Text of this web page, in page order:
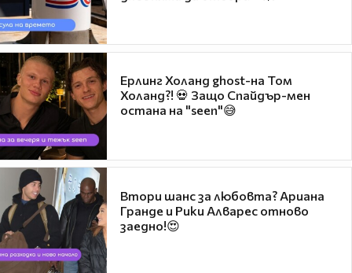
Ерлинг Холанд ghost-на Том
Холанд?! 💀 Защо Спайдър-мен
остана на "seen"😅
Втори шанс за любовта? Ариана
Гранде и Рики Алварес отново
заедно!😍